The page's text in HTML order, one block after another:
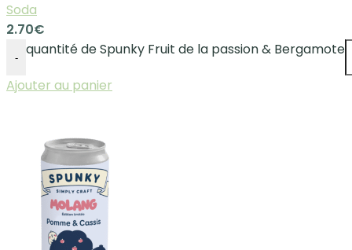
Soda
2.70€
-
quantité de Spunky Fruit de la passion & Bergamote
Ajouter au panier